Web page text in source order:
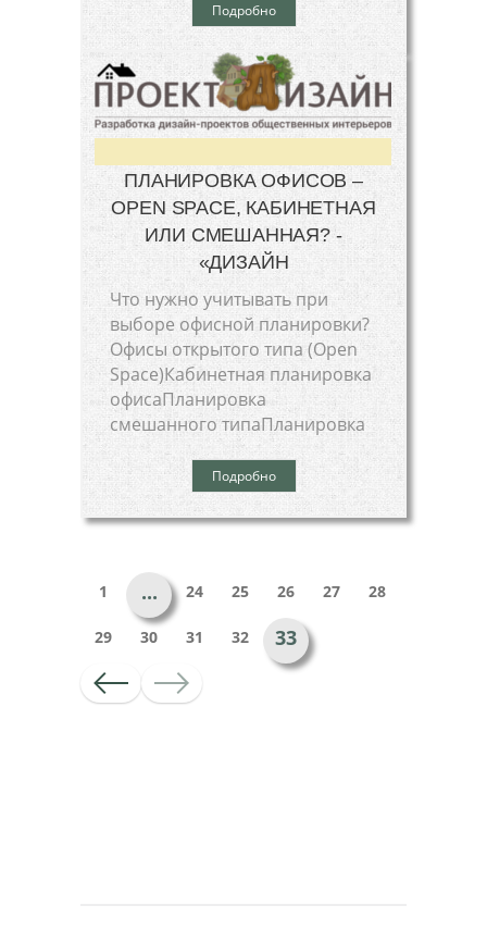
Подробно
ПЛАНИРОВКА ОФИСОВ –
OPEN SPACE, КАБИНЕТНАЯ
ИЛИ СМЕШАННАЯ? -
«ДИЗАЙН
Что нужно учитывать при
выборе офисной планировки?
Офисы открытого типа (Open
Space)Кабинетная планировка
офисаПланировка
смешанного типаПланировка
Подробно
1 ... 24 25 26 27 28
29 30 31 32 33